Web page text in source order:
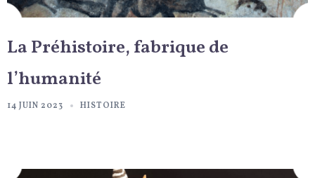
La Préhistoire, fabrique de
l’humanité
14 JUIN 2023 HISTOIRE